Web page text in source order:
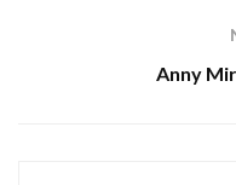
Anny